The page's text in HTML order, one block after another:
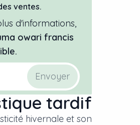
ventes.
d'informations,
owari francis
Envoyer
tardif
hivernale et son